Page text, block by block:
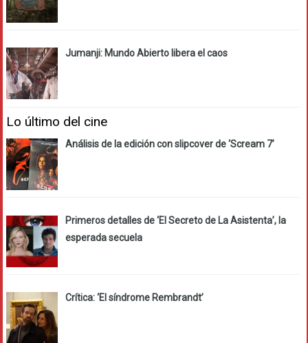
Jumanji: Mundo Abierto libera el caos
Lo último del cine
Análisis de la edición con slipcover de ‘Scream 7’
Primeros detalles de ‘El Secreto de La Asistenta’, la
esperada secuela
Crítica: ‘El síndrome Rembrandt’